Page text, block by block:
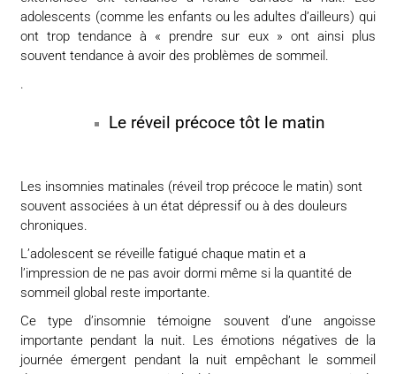
adolescents (comme les enfants ou les adultes d’ailleurs) qui
ont trop tendance à « prendre sur eux » ont ainsi plus
souvent tendance à avoir des problèmes de sommeil.
.
Le réveil précoce tôt le matin
Les insomnies matinales (réveil trop précoce le matin) sont
souvent associées à un état dépressif ou à des douleurs
chroniques.
L’adolescent se réveille fatigué chaque matin et a
l’impression de ne pas avoir dormi même si la quantité de
sommeil global reste importante.
Ce type d’insomnie témoigne souvent d’une angoisse
importante pendant la nuit. Les émotions négatives de la
journée émergent pendant la nuit empêchant le sommeil